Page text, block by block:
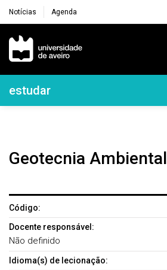
Notícias Agenda
Navegação Principal
Navegação Lateral
estudar
Geotecnia Ambiental
Código:
Docente responsável:
Não definido
Idioma(s) de lecionação: